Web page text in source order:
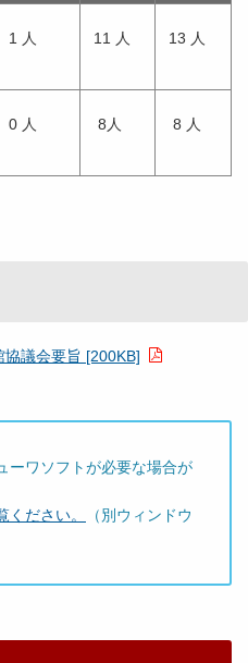
1 人 11 人 13 人
0 人 8人 8 人
議会要旨 [200KB]
ーワソフトが必要な場合が
ださい。
（別ウィンドウ